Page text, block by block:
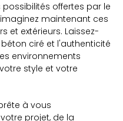
offertes par le
maintenant ces
et extérieurs. Laissez-
ciré et l'authenticité
environnements
style et votre
à vous
projet, de la